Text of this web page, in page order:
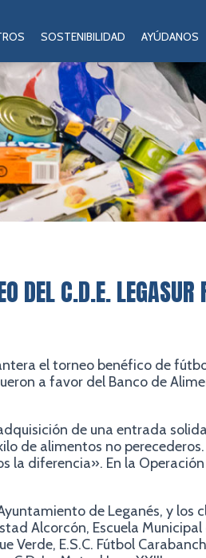
SOSTENIBILIDAD AYÚDANOS
DEL C.D.E. LEGASUR
el torneo benéfico de
a favor del Banco de
de una entrada
de alimentos no perecederos.
la diferencia». En la Operación
de Leganés, y los
Alcorcón, Escuela Municipal
Verde, E.S.C. Fútbol